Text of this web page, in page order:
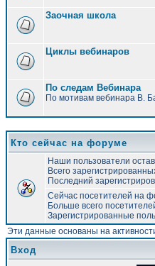
Заочная школа
Циклы вебинаров
По следам Вебинара
По мотивам вебинара В.
Кто сейчас на форуме
Наши пользователи
Всего
Последний
Сейчас посетителей на
Больше всего
Зарегистрированные
Эти данные основаны на
Вход